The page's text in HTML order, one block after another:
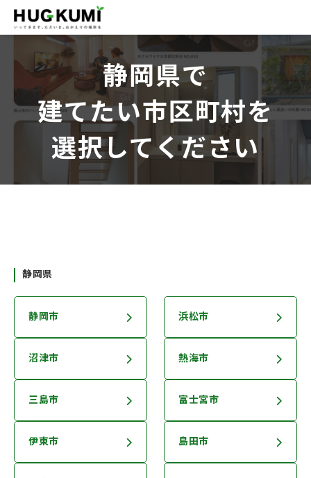
静岡県で
建てたい市区町村を
選択してください
静岡県
静岡市 浜松市
沼津市 熱海市
三島市 富士宮市
伊東市 島田市